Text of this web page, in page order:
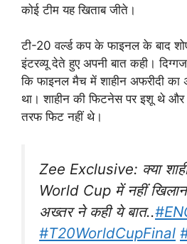
कोई टीम यह खिताब जीते।
टी-20 वर्ल्ड कप के फाइनल के बाद
इंटरव्यू देते हुए अपनी बात कही।
कि फाइनल मैच में शाहीन अफरीदी का
था। शाहीन की फिटनेस पर इशू थे और
तरफ फिट नहीं थे।
Zee Exclusive: क्या
World Cup में नहीं
अख्तर ने कही ये बात..
#T20WorldCupFinal